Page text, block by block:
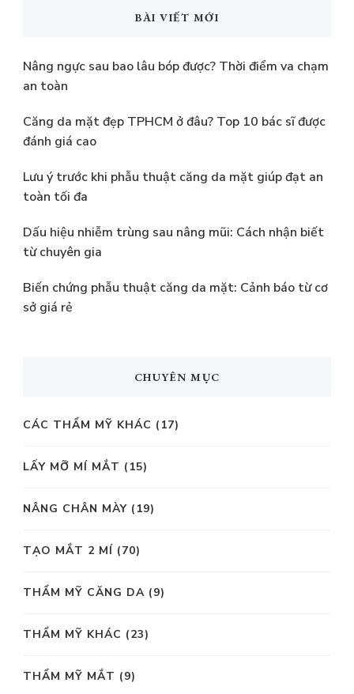
BÀI VIẾT MỚI
Nâng ngực sau bao lâu bóp được? Thời điểm va chạm
an toàn
Căng da mặt đẹp TPHCM ở đâu? Top 10 bác sĩ được
đánh giá cao
Lưu ý trước khi phẫu thuật căng da mặt giúp đạt an
toàn tối đa
Dấu hiệu nhiễm trùng sau nâng mũi: Cách nhận biết
từ chuyên gia
Biến chứng phẫu thuật căng da mặt: Cảnh báo từ cơ
sở giá rẻ
CHUYÊN MỤC
CÁC THẨM MỸ KHÁC (17)
LẤY MỠ MÍ MẮT (15)
NÂNG CHÂN MÀY (19)
TẠO MẮT 2 MÍ (70)
THẨM MỸ CĂNG DA (9)
THẨM MỸ KHÁC (23)
THẨM MỸ MẮT (9)